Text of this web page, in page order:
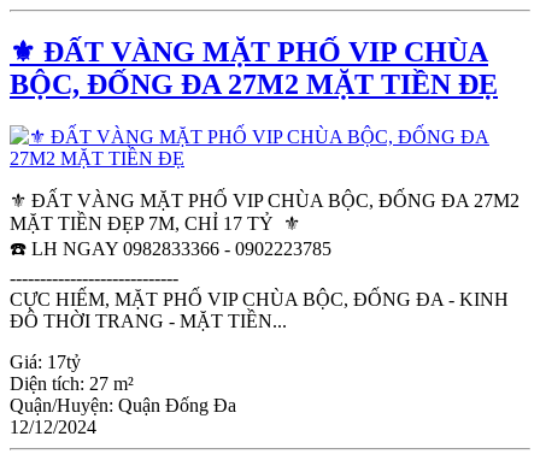
⚜️ ĐẤT VÀNG MẶT PHỐ VIP CHÙA
BỘC, ĐỐNG ĐA 27M2 MẶT TIỀN ĐẸ
⚜️ ĐẤT VÀNG MẶT PHỐ VIP CHÙA BỘC, ĐỐNG ĐA 27M2
MẶT TIỀN ĐẸP 7M, CHỈ 17 TỶ ⚜️
☎️ LH NGAY 0982833366 - 0902223785
----------------------------
CỰC HIẾM, MẶT PHỐ VIP CHÙA BỘC, ĐỐNG ĐA - KINH
ĐÔ THỜI TRANG - MẶT TIỀN...
Giá: 17tỷ
Diện tích: 27 m²
Quận/Huyện: Quận Đống Đa
12/12/2024